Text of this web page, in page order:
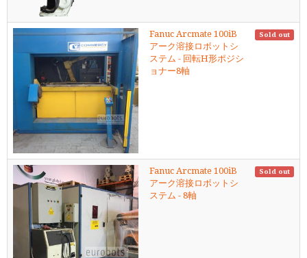
Fanuc Arcmate 100iB
アーク溶接ロボットシ
ステム - 回転H形ポジシ
ョナー8軸
Sold out
Fanuc Arcmate 100iB
アーク溶接ロボットシ
ステム - 8軸
Sold out